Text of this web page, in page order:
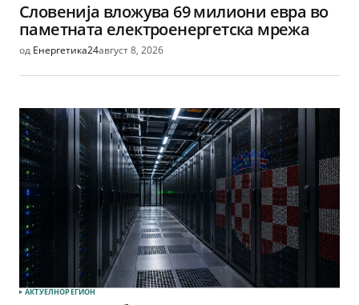
Словенија вложува 69 милиони евра во
паметната електроенергетска мрежа
од Енергетика24август 8, 2026
АКТУЕЛНОРЕГИОН